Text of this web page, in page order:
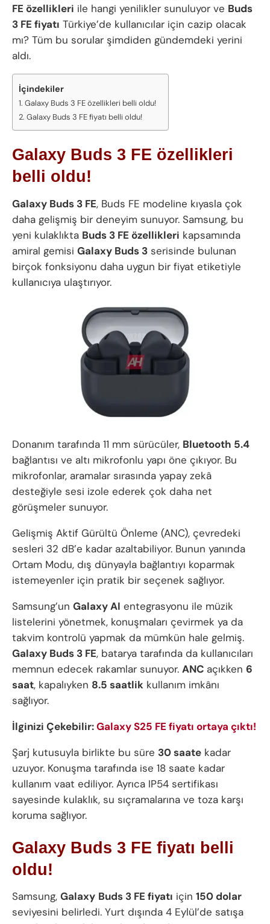
FE özellikleri ile hangi yenilikler sunuluyor ve Buds
3 FE fiyatı Türkiye’de kullanıcılar için cazip olacak
mı? Tüm bu sorular şimdiden gündemdeki yerini
aldı.
İçindekiler
Galaxy Buds 3 FE özellikleri belli oldu!
Galaxy Buds 3 FE fiyatı belli oldu!
Galaxy Buds 3 FE özellikleri
belli oldu!
Galaxy Buds 3 FE, Buds FE modeline kıyasla çok
daha gelişmiş bir deneyim sunuyor. Samsung, bu
yeni kulaklıkta Buds 3 FE özellikleri kapsamında
amiral gemisi Galaxy Buds 3 serisinde bulunan
birçok fonksiyonu daha uygun bir fiyat etiketiyle
kullanıcıya ulaştırıyor.
Donanım tarafında 11 mm sürücüler, Bluetooth 5.4
bağlantısı ve altı mikrofonlu yapı öne çıkıyor. Bu
mikrofonlar, aramalar sırasında yapay zekâ
desteğiyle sesi izole ederek çok daha net
görüşmeler sunuyor.
Gelişmiş Aktif Gürültü Önleme (ANC), çevredeki
sesleri 32 dB’e kadar azaltabiliyor. Bunun yanında
Ortam Modu, dış dünyayla bağlantıyı koparmak
istemeyenler için pratik bir seçenek sağlıyor.
Samsung’un Galaxy AI entegrasyonu ile müzik
listelerini yönetmek, konuşmaları çevirmek ya da
takvim kontrolü yapmak da mümkün hale gelmiş.
Galaxy Buds 3 FE, batarya tarafında da kullanıcıları
memnun edecek rakamlar sunuyor. ANC açıkken 6
saat, kapalıyken 8.5 saatlik kullanım imkânı
sağlıyor.
İlginizi Çekebilir:Galaxy S25 FE fiyatı ortaya çıktı!
Şarj kutusuyla birlikte bu süre 30 saate kadar
uzuyor. Konuşma tarafında ise 18 saate kadar
kullanım vaat ediliyor. Ayrıca IP54 sertifikası
sayesinde kulaklık, su sıçramalarına ve toza karşı
koruma sağlıyor.
Galaxy Buds 3 FE fiyatı belli
oldu!
Samsung, Galaxy Buds 3 FE fiyatı için 150 dolar
seviyesini belirledi. Yurt dışında 4 Eylül’de satışa